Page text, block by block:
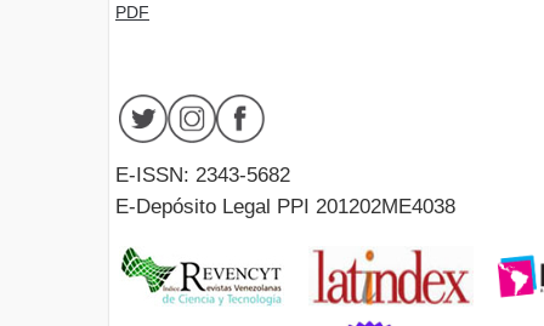
PDF
E-ISSN: 2343-5682
E-Depósito Legal PPI 201202ME4038